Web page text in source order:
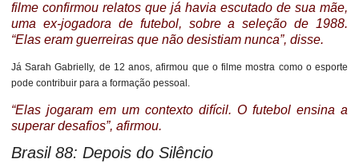
filme confirmou relatos que já havia escutado de sua mãe,
uma ex-jogadora de futebol, sobre a seleção de 1988.
“Elas eram guerreiras que não desistiam nunca”, disse.
Já Sarah Gabrielly, de 12 anos, afirmou que o filme mostra como o esporte
pode contribuir para a formação pessoal.
“Elas jogaram em um contexto difícil. O futebol ensina a
superar desafios”, afirmou.
Brasil 88: Depois do Silêncio